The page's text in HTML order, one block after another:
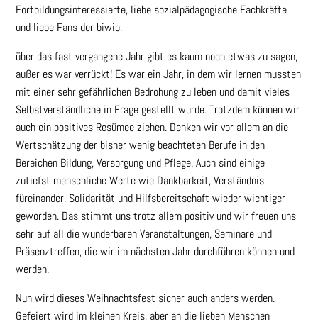
Fortbildungsinteressierte, liebe sozialpädagogische Fachkräfte
und liebe Fans der biwib,
über das fast vergangene Jahr gibt es kaum noch etwas zu sagen,
außer es war verrückt! Es war ein Jahr, in dem wir lernen mussten
mit einer sehr gefährlichen Bedrohung zu leben und damit vieles
Selbstverständliche in Frage gestellt wurde. Trotzdem können wir
auch ein positives Resümee ziehen. Denken wir vor allem an die
Wertschätzung der bisher wenig beachteten Berufe in den
Bereichen Bildung, Versorgung und Pflege. Auch sind einige
zutiefst menschliche Werte wie Dankbarkeit, Verständnis
füreinander, Solidarität und Hilfsbereitschaft wieder wichtiger
geworden. Das stimmt uns trotz allem positiv und wir freuen uns
sehr auf all die wunderbaren Veranstaltungen, Seminare und
Präsenztreffen, die wir im nächsten Jahr durchführen können und
werden.
Nun wird dieses Weihnachtsfest sicher auch anders werden.
Gefeiert wird im kleinen Kreis, aber an die lieben Menschen